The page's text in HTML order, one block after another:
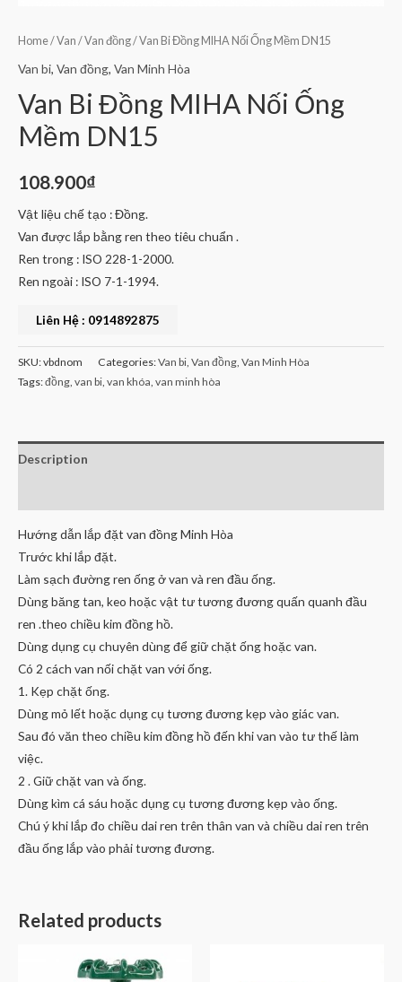
Home/Van /Van đồng/ Van Bi Đồng MIHA Nối Ống Mềm DN15
Van bi, Van đồng, Van Minh Hòa
Van Bi Đồng MIHA Nối Ống
Mềm DN15
108.900₫
Vật liệu chế tạo : Đồng.
Van được lắp bằng ren theo tiêu chuẩn .
Ren trong : ISO 228-1-2000.
Ren ngoài : ISO 7-1-1994.
Liên Hệ : 0914892875
SKU:vbdnom Categories:Van bi, Van đồng, Van Minh Hòa
Tags:đồng, van bi, van khóa, van minh hòa
Description
Hướng dẫn lắp đặt van đồng Minh Hòa
Trước khi lắp đặt.
Làm sạch đường ren ống ở van và ren đầu ống.
Dùng băng tan, keo hoặc vật tư tương đương quấn quanh đầu
ren .theo chiều kim đồng hồ.
Dùng dụng cụ chuyên dùng để giữ chặt ống hoặc van.
Có 2 cách van nối chặt van với ống.
1. Kẹp chặt ống.
Dùng mỏ lết hoặc dụng cụ tương đương kẹp vào giác van.
Sau đó văn theo chiều kim đồng hồ đến khi van vào tư thế làm
việc.
2 . Giữ chặt van và ống.
Dùng kìm cá sáu hoặc dụng cụ tương đương kẹp vào ống.
Chú ý khi lắp đo chiều dai ren trên thân van và chiều dai ren trên
đầu ống lắp vào phải tương đương.
Related products